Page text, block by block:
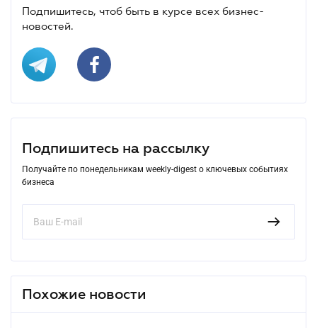
Подпишитесь, чтоб быть в курсе всех бизнес-
новостей.
Подпишитесь на рассылку
Получайте по понедельникам weekly-digest о ключевых событиях
бизнеса
Похожие новости